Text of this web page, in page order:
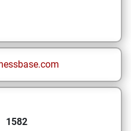
1582